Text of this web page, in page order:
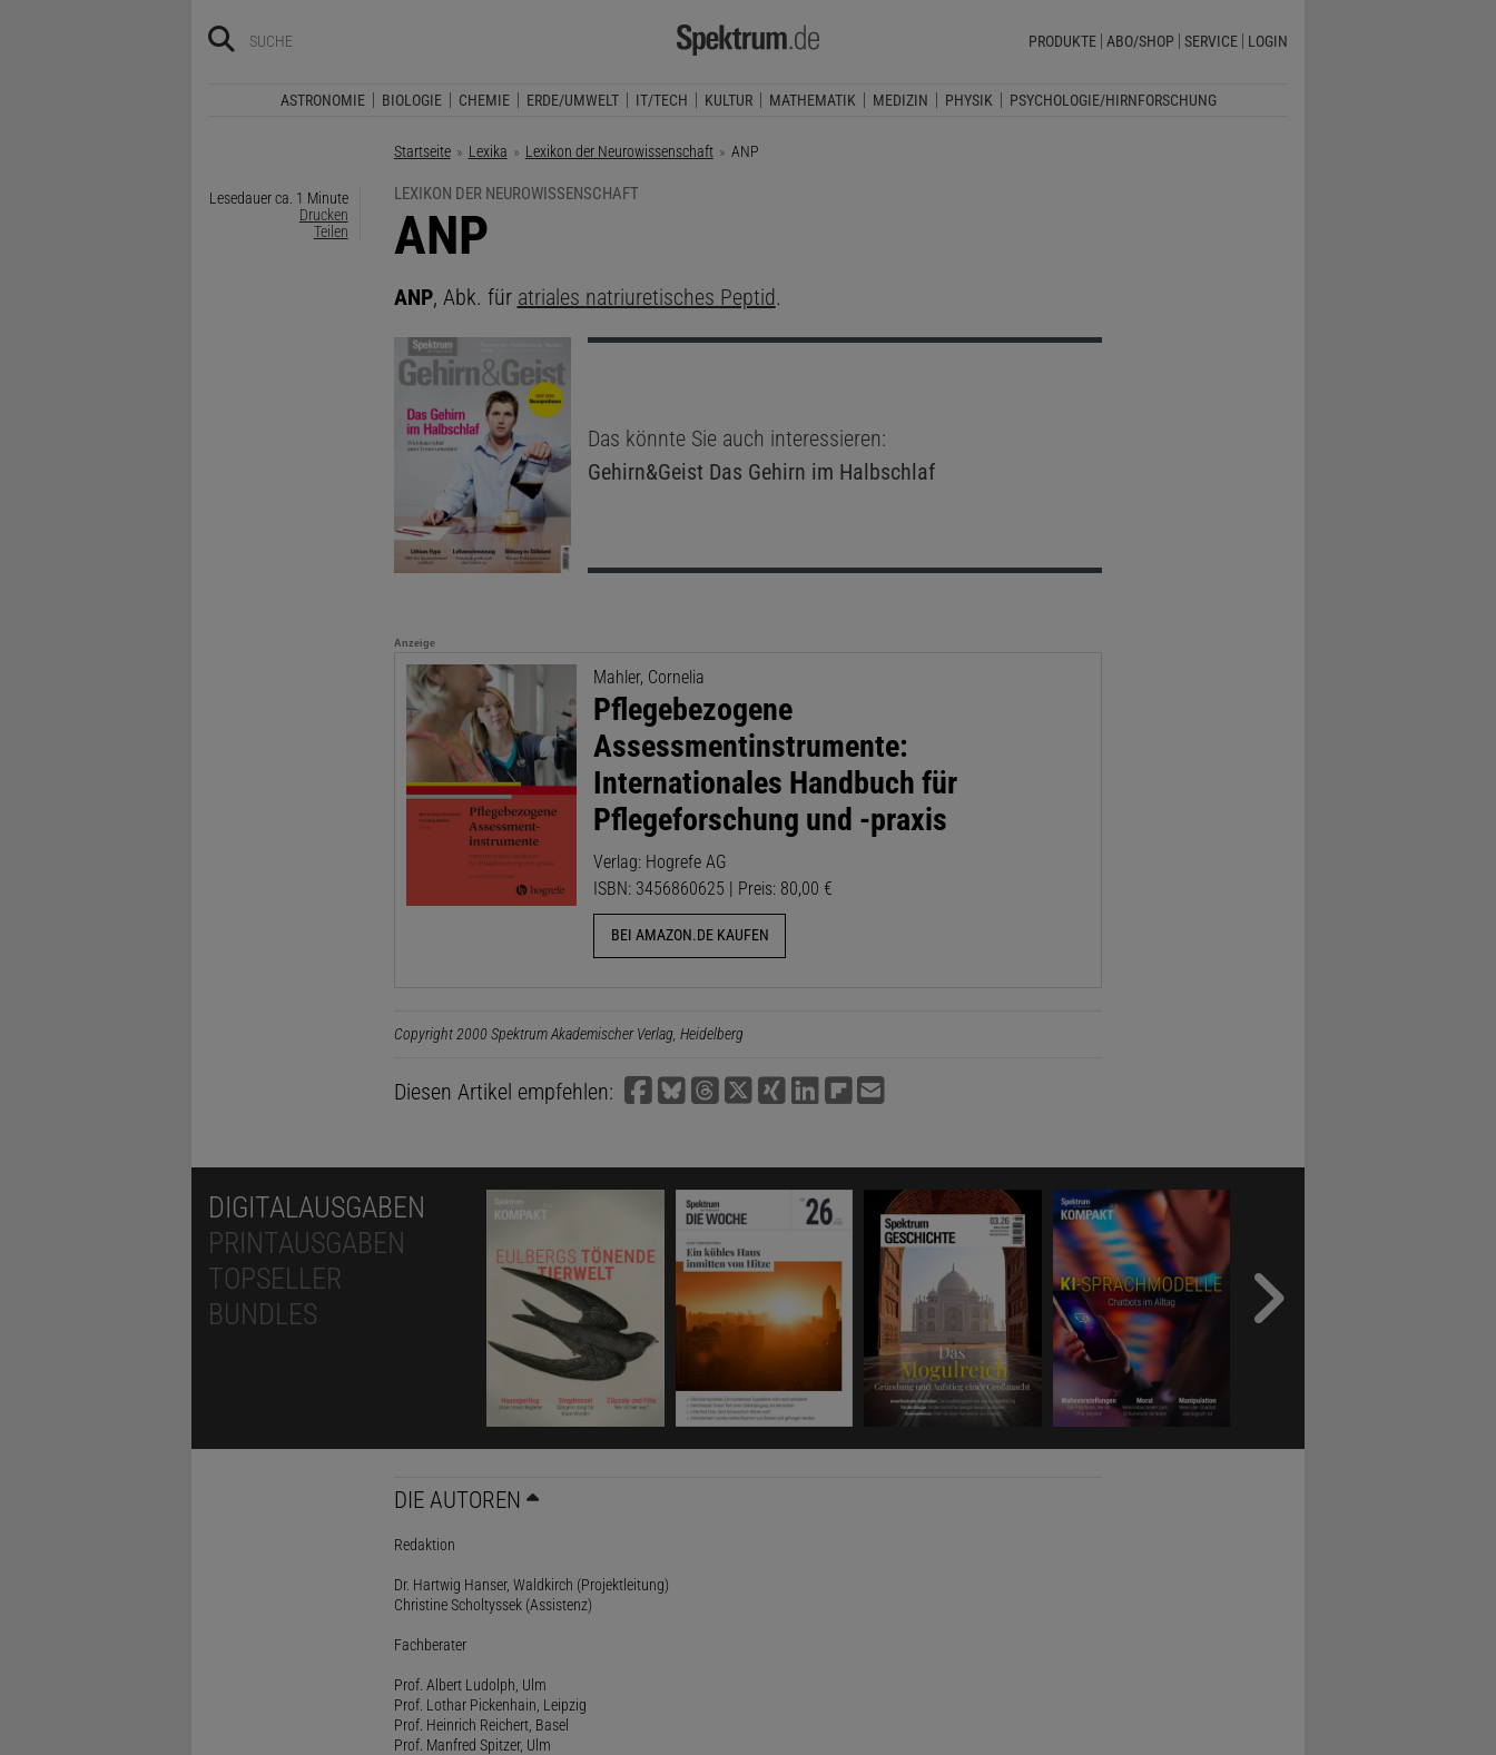
PRODUKTE ABO/SHOP SERVICE LOGIN
ASTRONOMIE BIOLOGIE CHEMIE ERDE/UMWELT IT/TECH KULTUR MATHEMATIK MEDIZIN PHYSIK PSYCHOLOGIE/HIRNFORSCHUNG
Startseite Lexika Lexikon der Neurowissenschaft Aktuelle Seite:
ANP
Lesedauer ca. 1 Minute
Drucken
Teilen
LEXIKON DER NEUROWISSENSCHAFT
:
ANP
ANP, Abk. für atriales natriuretisches Peptid.
Das könnte Sie auch interessieren:
Gehirn&Geist Das Gehirn im Halbschlaf
Anzeige
Mahler, Cornelia
Pflegebezogene
Assessmentinstrumente:
Internationales Handbuch für
Pflegeforschung und -praxis
Verlag: Hogrefe AG
ISBN: 3456860625 | Preis: 80,00 €
BEI AMAZON.DE KAUFEN
Copyright 2000 Spektrum Akademischer Verlag, Heidelberg
Diesen Artikel empfehlen:
DIGITALAUSGABEN
PRINTAUSGABEN
TOPSELLER
BUNDLES
DIE AUTOREN
Redaktion
Dr. Hartwig Hanser, Waldkirch (Projektleitung)
Christine Scholtyssek (Assistenz)
Fachberater
Prof. Albert Ludolph, Ulm
Prof. Lothar Pickenhain, Leipzig
Prof. Heinrich Reichert, Basel
Prof. Manfred Spitzer, Ulm